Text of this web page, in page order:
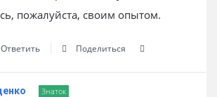
пожалуйста, своим опытом.
Ответить Поделиться
Знаток